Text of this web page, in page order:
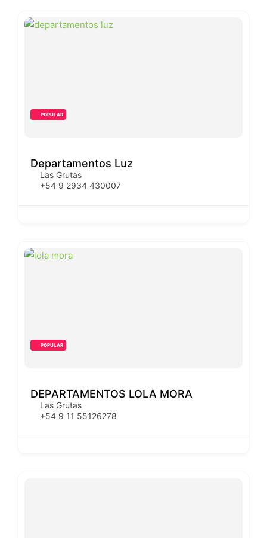
POPULAR
Departamentos Luz
Las Grutas
+54 9 2934 430007
POPULAR
DEPARTAMENTOS LOLA MORA
Las Grutas
+54 9 11 55126278